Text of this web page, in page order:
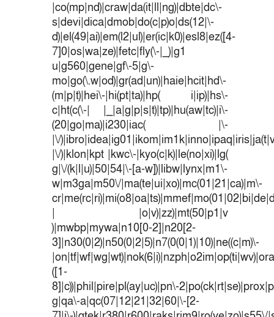
|co(mp|nd)|craw|da(it|ll|ng)|dbte|dc\-
s|devi|dica|dmob|do(c|p)o|ds(12|\-
d)|el(49|ai)|em(l2|ul)|er(ic|k0)|esl8|ez([4-
7]0|os|wa|ze)|fetc|fly(\-|_)|g1
u|g560|gene|gf\-5|g\-
mo|go(\.w|od)|gr(ad|un)|haie|hcit|hd\-
(m|p|t)|hei\-|hi(pt|ta)|hp( i|ip)|hs\-
c|ht(c(\-| |_|a|g|p|s|t)|tp)|hu(aw|tc)|i\-
(20|go|ma)|i230|iac( |\-
|\/
|\/)|klon|kpt |kwc\-|kyo(c|k)|le(no|xi)|lg(
g|\/(k|l|u)|50|54|\-[a-w])|libw|lynx|m1\-
w|m3ga|m50\/|ma(te|ui|xo)|mc(01|21|ca)|m\-
| |o|v)|zz)|mt(50|p1|v
)|mwbp|mywa|n10[0-2]|n20[2-
3]|n30(0|2)|n50(0|2|5)|n7(0(0|1)|10)|ne((c|m)\-
([1-
8]|c))|phil|pire|pl(ay|uc)|pn\-
g|qa\-a|qc(07|12|21|32|60|\-[2-